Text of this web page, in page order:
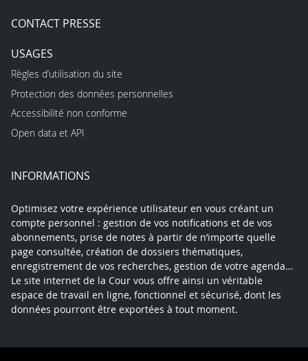
CONTACT PRESSE
USAGES
Règles d’utilisation du site
Protection des données personnelles
Accessibilité non conforme
Open data et API
INFORMATIONS
Optimisez votre expérience utilisateur en vous créant un
compte personnel : gestion de vos notifications et de vos
abonnements, prise de notes à partir de n’importe quelle
page consultée, création de dossiers thématiques,
enregistrement de vos recherches, gestion de votre agenda…
Le site internet de la Cour vous offre ainsi un véritable
espace de travail en ligne, fonctionnel et sécurisé, dont les
données pourront être exportées à tout moment.